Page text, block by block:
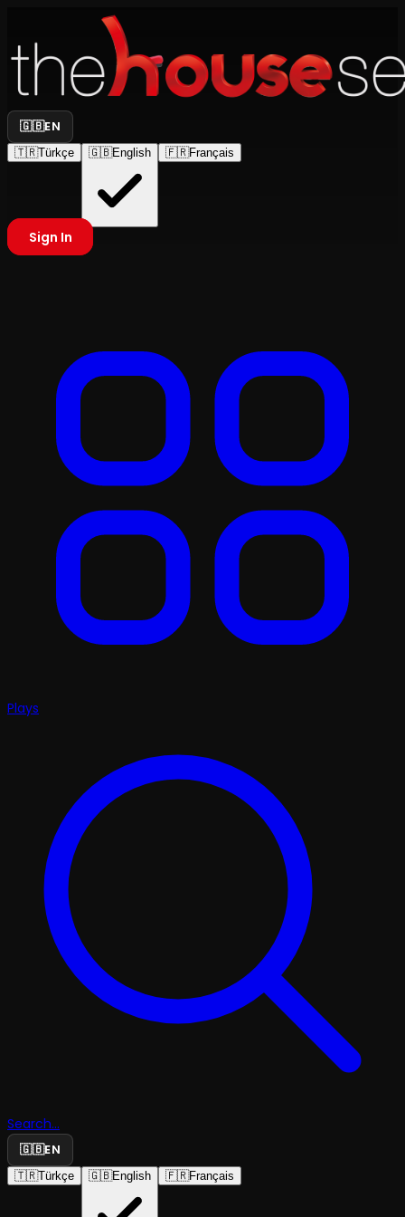
🇬🇧EN
🇹🇷Türkçe 🇬🇧English 🇫🇷Français
Sign In
Plays
Search...
🇬🇧EN
🇹🇷Türkçe 🇬🇧English 🇫🇷Français